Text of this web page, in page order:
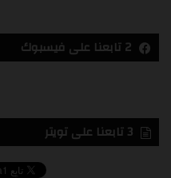
2 تابعنا على فيسبوك
3 تابعنا على تويتر